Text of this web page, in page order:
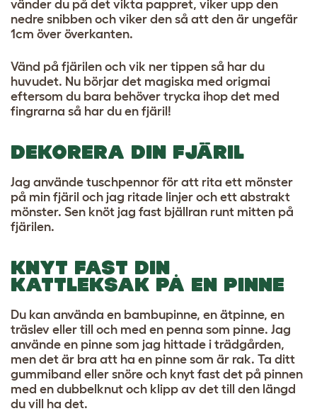
vänder du på det vikta pappret, viker upp den
nedre snibben och viker den så att den är ungefär
1cm över överkanten.
Vänd på fjärilen och vik ner tippen så har du
huvudet. Nu börjar det magiska med origmai
eftersom du bara behöver trycka ihop det med
fingrarna så har du en fjäril!
DEKORERA DIN FJÄRIL
Jag använde tuschpennor för att rita ett mönster
på min fjäril och jag ritade linjer och ett abstrakt
mönster. Sen knöt jag fast bjällran runt mitten på
fjärilen.
KNYT FAST DIN
KATTLEKSAK PÅ EN PINNE
Du kan använda en bambupinne, en ätpinne, en
träslev eller till och med en penna som pinne. Jag
använde en pinne som jag hittade i trädgården,
men det är bra att ha en pinne som är rak. Ta ditt
gummiband eller snöre och knyt fast det på pinnen
med en dubbelknut och klipp av det till den längd
du vill ha det.